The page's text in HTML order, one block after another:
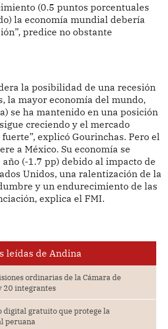
(0.5 puntos porcentuales
la economía mundial debería
predice no obstante
la posibilidad de una recesión
la mayor economía del mundo,
se ha mantenido en una posición
creciendo y el mercado
explicó Gourinchas. Pero el
a México. Su economía se
(-1.7 pp) debido al impacto de
Unidos, una ralentización de la
y un endurecimiento de las
explica el FMI.
leídas de Andina
ordinarias de la Cámara de
20 integrantes
digital gratuito que protege la
peruana